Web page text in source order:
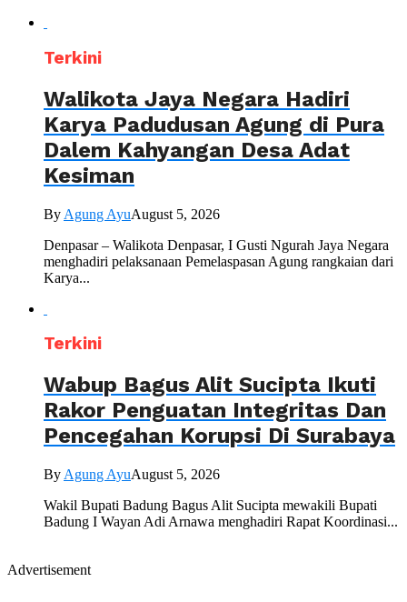
Terkini
Walikota Jaya Negara Hadiri
Karya Padudusan Agung di Pura
Dalem Kahyangan Desa Adat
Kesiman
By Agung AyuAugust 5, 2026
Denpasar – Walikota Denpasar, I Gusti Ngurah Jaya Negara
menghadiri pelaksanaan Pemelaspasan Agung rangkaian dari
Karya...
Terkini
Wabup Bagus Alit Sucipta Ikuti
Rakor Penguatan Integritas Dan
Pencegahan Korupsi Di Surabaya
By Agung AyuAugust 5, 2026
Wakil Bupati Badung Bagus Alit Sucipta mewakili Bupati
Badung I Wayan Adi Arnawa menghadiri Rapat Koordinasi...
Advertisement